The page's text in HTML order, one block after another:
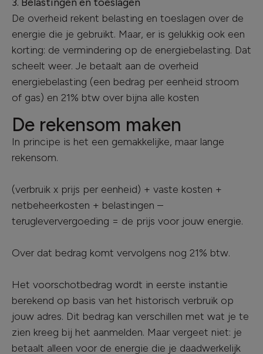
De overheid rekent belasting en toeslagen over de
energie die je gebruikt. Maar, er is gelukkig ook een
korting: de vermindering op de energiebelasting. Dat
scheelt weer. Je betaalt aan de overheid
energiebelasting (een bedrag per eenheid stroom
of gas) en 21% btw over bijna alle kosten
De rekensom maken
In principe is het een gemakkelijke, maar lange
rekensom.
(verbruik x prijs per eenheid) + vaste kosten +
netbeheerkosten + belastingen –
terugleververgoeding = de prijs voor jouw energie.
Over dat bedrag komt vervolgens nog 21% btw.
Het voorschotbedrag wordt in eerste instantie
berekend op basis van het historisch verbruik op
jouw adres. Dit bedrag kan verschillen met wat je te
zien kreeg bij het aanmelden. Maar vergeet niet: je
betaalt alleen voor de energie die je daadwerkelijk